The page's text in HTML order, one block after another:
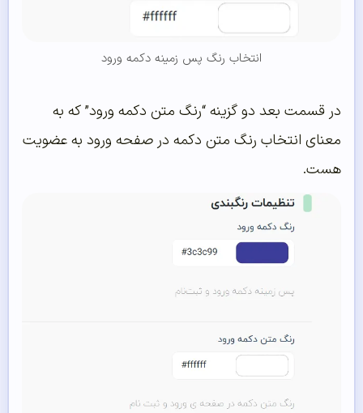
انتخاب رنگ پس زمینه دکمه ورود
در قسمت بعد دو گزینه “رنگ متن دکمه ورود” که به
معنای انتخاب رنگ متن دکمه در صفحه ورود به عضویت
هست.